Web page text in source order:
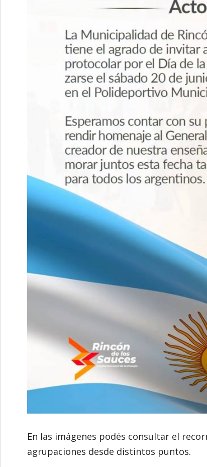
En las imágenes podés consultar el
agrupaciones desde distintos puntos.